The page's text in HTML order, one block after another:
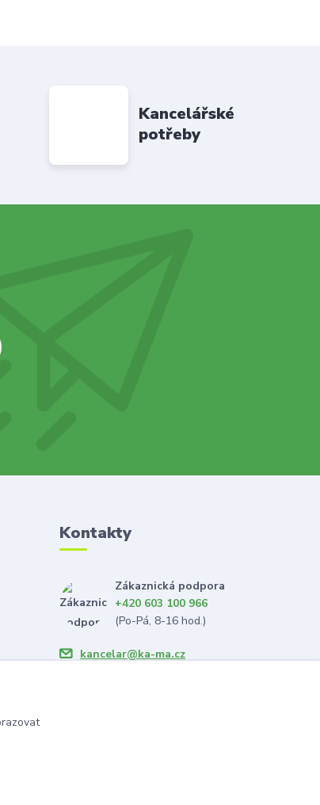
Kancelářské
potřeby
Kontakty
Zákaznická podpora
+420 603 100 966
(Po-Pá, 8-16 hod.)
kancelar@ka-ma.cz